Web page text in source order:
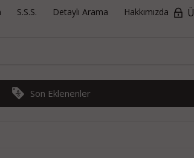
S.S.S. Detaylı Arama Hakkımızda
Son Eklenenler